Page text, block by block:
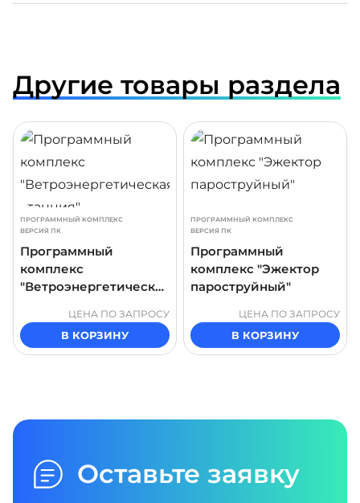
Другие товары раздела
ПРОГРАММНЫЙ КОМПЛЕКС
ВЕРСИЯ ПК
Программный
комплекс
"Ветроэнергетическая
ЦЕНА ПО ЗАПРОСУ
В КОРЗИНУ
ПРОГРАММНЫЙ КОМПЛЕКС
ВЕРСИЯ ПК
Программный
комплекс "Эжектор
пароструйный"
ЦЕНА ПО ЗАПРОСУ
В КОРЗИНУ
ПОДРОБНЕЕ
Оставьте заявку